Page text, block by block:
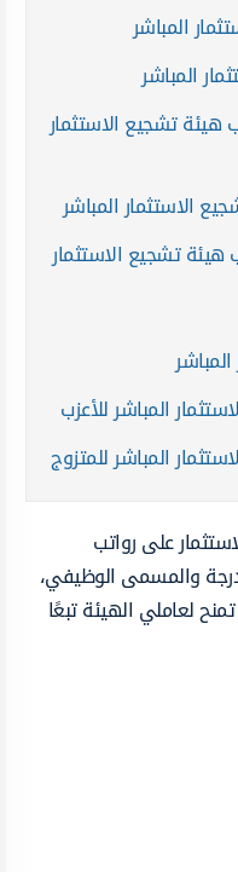
المباشر
المباشر
هيئة تشجيع الاستثمار
الاستثمار المباشر
هيئة تشجيع الاستثمار
المباشر للأعزب
المباشر للمتزوج
على رواتب
والمسمى الوظيفي،
لعاملي الهيئة تبعًا